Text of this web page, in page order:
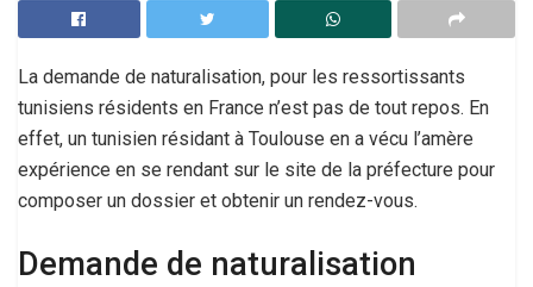
La demande de naturalisation, pour les ressortissants
tunisiens résidents en France n’est pas de tout repos. En
effet, un tunisien résidant à Toulouse en a vécu l’amère
expérience en se rendant sur le site de la préfecture pour
composer un dossier et obtenir un rendez-vous.
Demande de naturalisation